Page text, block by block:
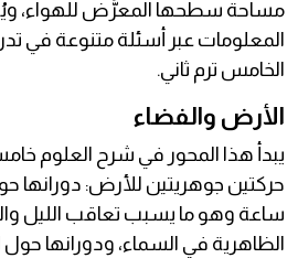
مساحة سطحها المعرَّض للهواء،
المعلومات عبر أسئلة متنوعة في
الخامس ترم ثاني.
الأرض والفضاء
يبدأ هذا المحور في شرح العلوم
ساعة وهو ما يسبب تعاقب الليل
الظاهرية في السماء، ودورانها